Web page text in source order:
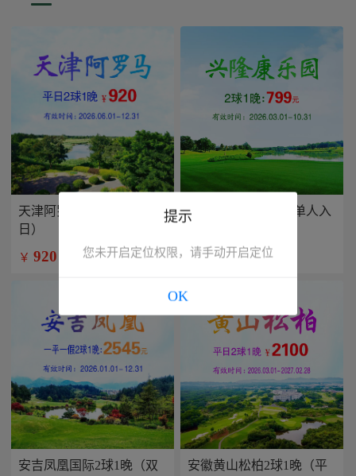
天津阿罗马2球1晚（平
日）
￥ 920
兴隆康乐园2球1晚(单人入
￥799 /人
安吉凤凰国际2球1晚（双
安徽黄山松柏2球1晚（平
提示
您未开启定位权限，请手动开启定位
OK